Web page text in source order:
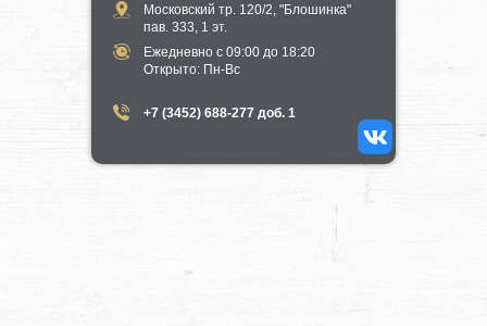
Московский тр. 120/2, "Блошинка"
пав. 333, 1 эт.
Ежедневно с 09:00 до 18:20
​Открыто​: Пн-Вс
+7 (3452) 688-277 доб. 1